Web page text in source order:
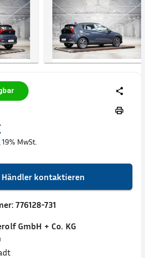
MwSt.
Händler kontaktieren
776128-731
GmbH + Co. KG